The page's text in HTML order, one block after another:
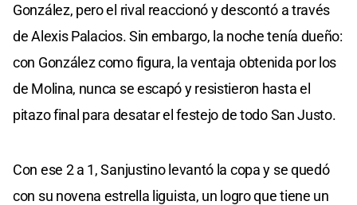
González, pero el rival reaccionó y descontó a través
de Alexis Palacios. Sin embargo, la noche tenía dueño:
con González como figura, la ventaja obtenida por los
de Molina, nunca se escapó y resistieron hasta el
pitazo final para desatar el festejo de todo San Justo.
Con ese 2 a 1, Sanjustino levantó la copa y se quedó
con su novena estrella liguista, un logro que tiene un